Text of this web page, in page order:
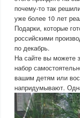
почему-то так
уже более 10 лет
Подарки, которые
российскими
по декабрь.
На сайте вы можете
набор
вашим детям или
напридумывают.